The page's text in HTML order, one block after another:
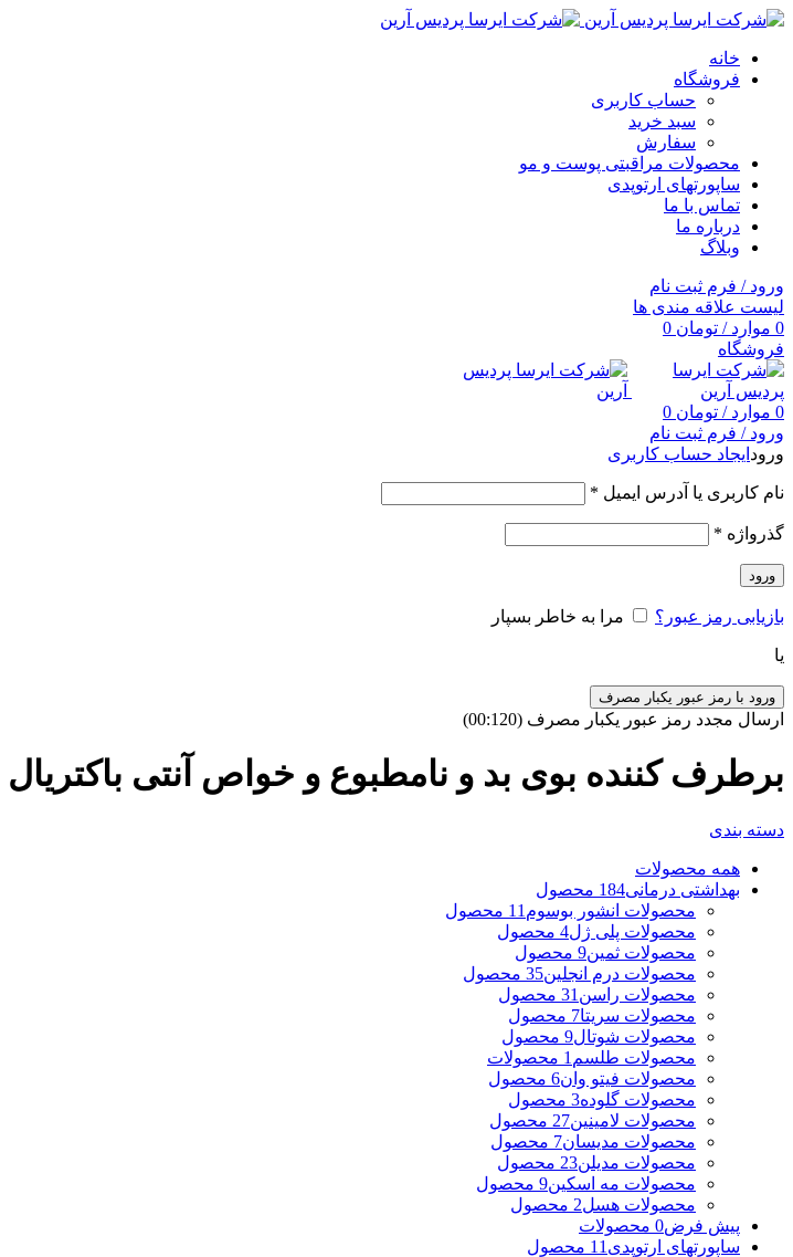
خانه
فروشگاه
حساب کاربری
سبد خرید
سفارش
محصولات مراقبتی پوست و مو
ساپورتهای ارتوپدی
تماس با ما
درباره ما
وبلاگ
ورود / فرم ثبت نام
لیست علاقه مندی ها
0 موارد / تومان
فروشگاه
0 موارد / تومان
ورود / فرم ثبت نام
ورود ایجاد حساب کاربری
نام کاربری یا آدرس ایمیل *
گذرواژه *
ورود
بازیابی رمز عبور؟ مرا به خاطر بسپار
یا
ورود با رمز عبور یکبار مصرف
ارسال مجدد رمز عبور یکبار مصرف (00:
120
)
برطرف کننده بوی بد و نامطبوع و خواص آنتی باکتریال
دسته بندی
همه محصولات
بهداشتی درمانی184 محصول
محصولات انشور بوسوم 11 محصول
محصولات پلی ژل4 محصول
محصولات ثمین9 محصول
محصولات درم انجلین35 محصول
محصولات راسن 31 محصول
محصولات سریتا7 محصول
محصولات شوتال9 محصول
محصولات طلسم 1 محصولات
محصولات فیتو وان6 محصول
محصولات گلوده3 محصول
محصولات لامینین27 محصول
محصولات مدیسان7 محصول
محصولات مدیلن23 محصول
محصولات مه اسکین9 محصول
محصولات هسل2 محصول
پیش فرض0 محصولات
ساپورتهای ارتوپدی 11 محصول